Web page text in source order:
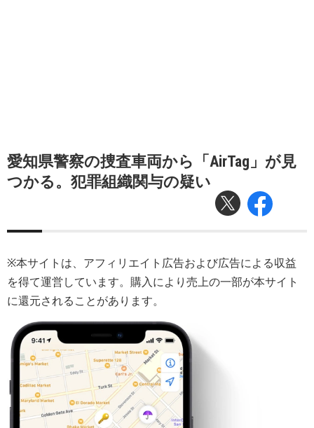
愛知県警察の捜査車両から「AirTag」が見
つかる。犯罪組織関与の疑い
※本サイトは、アフィリエイト広告および広告による収益
を得て運営しています。購入により売上の一部が本サイト
に還元されることがあります。